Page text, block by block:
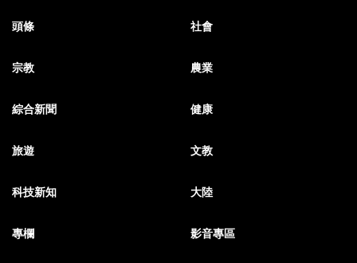
頭條 社會
宗教 農業
綜合新聞 健康
旅遊 文教
科技新知 大陸
專欄 影音專區